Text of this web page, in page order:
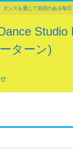
ンスを通じて笑顔のある毎日
Studio
ターン)